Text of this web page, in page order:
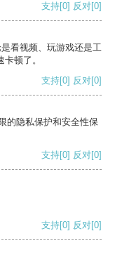
支持[0] 反对[0]
看视频、玩游戏还是工
顿了。
支持[0] 反对[0]
的隐私保护和安全性保
支持[0] 反对[0]
支持[0] 反对[0]